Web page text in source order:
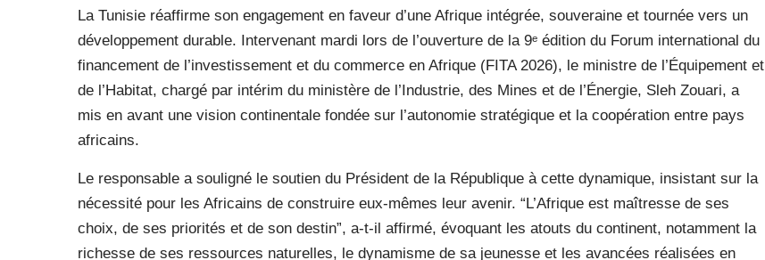
La Tunisie réaffirme son engagement en faveur d’une Afrique intégrée, souveraine et tournée vers un
développement durable. Intervenant mardi lors de l’ouverture de la 9ᵉ édition du Forum international du
financement de l’investissement et du commerce en Afrique (FITA 2026), le ministre de l’Équipement et
de l’Habitat, chargé par intérim du ministère de l’Industrie, des Mines et de l’Énergie, Sleh Zouari, a
mis en avant une vision continentale fondée sur l’autonomie stratégique et la coopération entre pays
africains.
Le responsable a souligné le soutien du Président de la République à cette dynamique, insistant sur la
nécessité pour les Africains de construire eux-mêmes leur avenir. “L’Afrique est maîtresse de ses
choix, de ses priorités et de son destin”, a-t-il affirmé, évoquant les atouts du continent, notamment la
richesse de ses ressources naturelles, le dynamisme de sa jeunesse et les avancées réalisées en